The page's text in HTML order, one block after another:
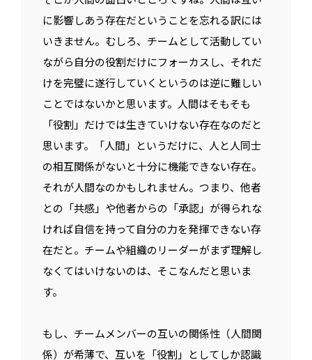
に影響しあう存在だということを忘れる訳には
いきません。むしろ、チームとして活動してい
ながら自分の役割だけにフォーカスし、それだ
けを完璧に遂行していくというのは逆に難しい
ことではないかと思います。人間はそもそも
「役割」だけでは生きていけない存在なのだと
思います。「人間」というだけに、人と人同士
の相互関係がないと十分に機能できない存在。
それが人間なのかもしれません。つまり、他者
との「共感」や他者からの「承認」が得られな
ければ自信を持って自分の力を発揮できない存
在だと。チームや組織のリーダーがまず理解し
なくてはいけないのは、そこなんだと思いま
す。
もし、チームメンバーの互いの関係性（人間関
係）が希薄で、互いを「役割」としてしか認識